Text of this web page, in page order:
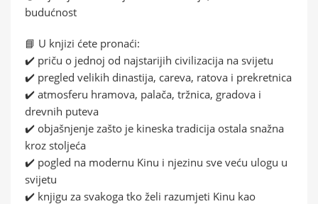
budućnost
📘 U knjizi ćete pronaći:
✔️ priču o jednoj od najstarijih civilizacija na svijetu
✔️ pregled velikih dinastija, careva, ratova i prekretnica
✔️ atmosferu hramova, palača, tržnica, gradova i
drevnih puteva
✔️ objašnjenje zašto je kineska tradicija ostala snažna
kroz stoljeća
✔️ pogled na modernu Kinu i njezinu sve veću ulogu u
svijetu
✔️ knjigu za svakoga tko želi razumjeti Kinu kao